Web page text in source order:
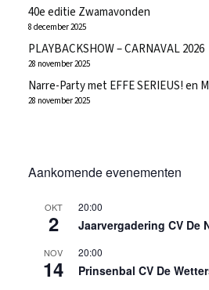
40e editie Zwamavonden
8 december 2025
PLAYBACKSHOW – CARNAVAL 2026
28 november 2025
Narre-Party met EFFE SERIEUS! en
28 november 2025
Aankomende evenementen
OKT
2
20:00
Jaarvergadering CV De
NOV
14
20:00
Prinsenbal CV De